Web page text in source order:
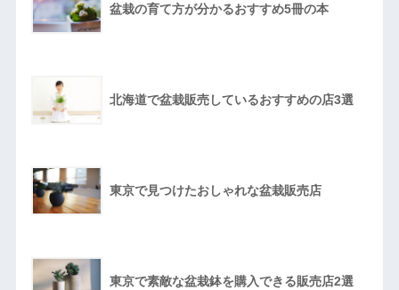
盆栽の育て方が分かるおすすめ5冊の本
北海道で盆栽販売しているおすすめの店3選
東京で見つけたおしゃれな盆栽販売店
東京で素敵な盆栽鉢を購入できる販売店2選